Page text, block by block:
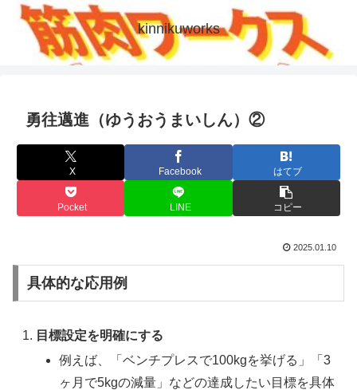
kinnikuworks
勇往邁進（ゆうおうまいしん）②
X Facebook はてブ
Pocket LINE コピー
2025.01.10
具体的な応用例
目標設定を明確にする
例えば、「ベンチプレスで100kgを挙げる」「3
ヶ月で5kgの減量」などの達成したい目標を具体